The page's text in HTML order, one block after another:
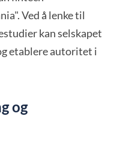
Ved å lenke til
kan selskapet
etablere autoritet i
og